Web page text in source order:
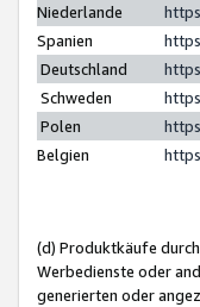
Niederlande
Spanien
Deutschland
Schweden
Polen
Belgien
(d) Produktkäufe
Werbedienste oder
generierten oder